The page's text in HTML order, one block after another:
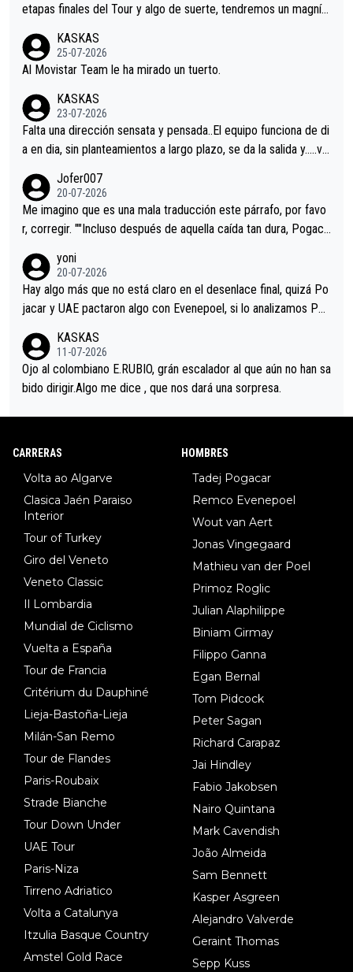
etapas finales del Tour y algo de suerte, tendremos un magnífi
KASKAS
25-07-2026
Al Movistar Team le ha mirado un tuerto.
KASKAS
23-07-2026
Falta una dirección sensata y pensada..El equipo funciona de di
a en dia, sin planteamientos a largo plazo, se da la salida y…..ve
Minguez, Velez etc etc.Me da pena vivir estos momentos tan
tristes sin victorias.
Jofer007
20-07-2026
Me imagino que es una mala traducción este párrafo, por favo
r, corregir. ""Incluso después de aquella caída tan dura, Pogaca
permaneció pegado a su rueda. Parecía increíble la forma en l
a que era capaz de controlar el miedo", recordó."
yoni
20-07-2026
Hay algo más que no está claro en el desenlace final, quizá Po
jacar y UAE pactaron algo con Evenepoel, si lo analizamos Poj
i sin pedalear, luego está el saludo con Evenepoel dándose la
mano de una manera muy fraternal, más allá de los típicos toqu
es en el hombro con que saludaba a Vingegard. Ahí hubo una in
KASKAS
11-07-2026
Ojo al colombiano E.RUBIO, grán escalador al que aún no han sa
bido dirigir.Algo me dice , que nos dará una sorpresa.
CARRERAS
Volta ao Algarve
Clasica Jaén Paraiso
Interior
Tour of Turkey
Giro del Veneto
Veneto Classic
Il Lombardia
Mundial de Ciclismo
Vuelta a España
Tour de Francia
Critérium du Dauphiné
Lieja-Bastoña-Lieja
Milán-San Remo
Tour de Flandes
Paris-Roubaix
Strade Bianche
Tour Down Under
UAE Tour
Paris-Niza
Tirreno Adriatico
Volta a Catalunya
Itzulia Basque Country
Amstel Gold Race
HOMBRES
Tadej Pogacar
Remco Evenepoel
Wout van Aert
Jonas Vingegaard
Mathieu van der Poel
Primoz Roglic
Julian Alaphilippe
Biniam Girmay
Filippo Ganna
Egan Bernal
Tom Pidcock
Peter Sagan
Richard Carapaz
Jai Hindley
Fabio Jakobsen
Nairo Quintana
Mark Cavendish
João Almeida
Sam Bennett
Kasper Asgreen
Alejandro Valverde
Geraint Thomas
Sepp Kuss